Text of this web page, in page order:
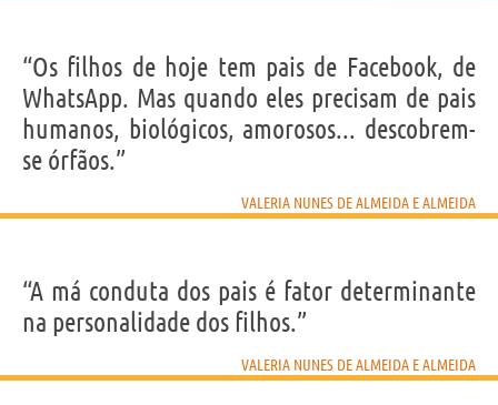
“Os filhos de hoje tem pais de Facebook, de
WhatsApp. Mas quando eles precisam de pais
humanos, biológicos, amorosos... descobrem-
se órfãos.”
VALERIA NUNES DE ALMEIDA E ALMEIDA
“A má conduta dos pais é fator determinante
na personalidade dos filhos.”
VALERIA NUNES DE ALMEIDA E ALMEIDA